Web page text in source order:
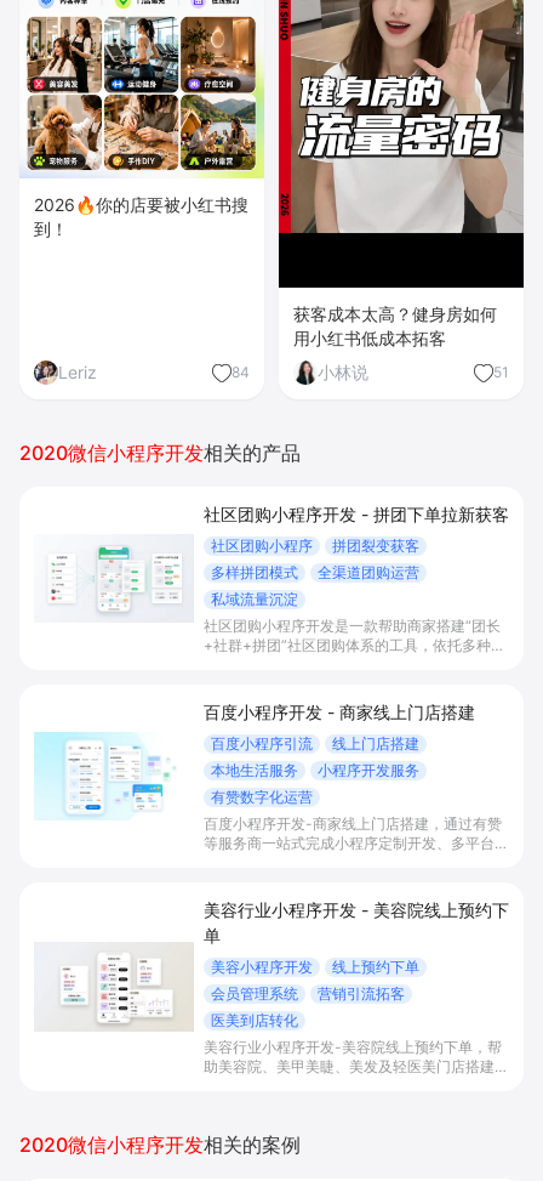
2026🔥你的店要被小红书搜
到！
Leriz 84
获客成本太高？健身房如何
用小红书低成本拓客
小林说
51
2020微信小程序开发相关的产品
社区团购小程序开发 - 拼团下单拉新获客
社区团购小程序
拼团裂变获客
多样拼团模式
全渠道团购运营
私域流量沉淀
社区团购小程序开发是一款帮助商家搭建“团长
+社群+拼团”社区团购体系的工具，依托多种拼
员。
百度小程序开发 - 商家线上门店搭建
百度小程序引流
线上门店搭建
本地生活服务
小程序开发服务
有赞数字化运营
百度小程序开发-商家线上门店搭建，通过有赞
等服务商一站式完成小程序定制开发、多平台联
提升到店与下单转化。
美容行业小程序开发 - 美容院线上预约下
单
美容小程序开发
线上预约下单
会员管理系统
营销引流拓客
医美到店转化
美容行业小程序开发-美容院线上预约下单，帮
助美容院、美甲美睫、美发及轻医美门店搭建线
2020微信小程序开发相关的案例